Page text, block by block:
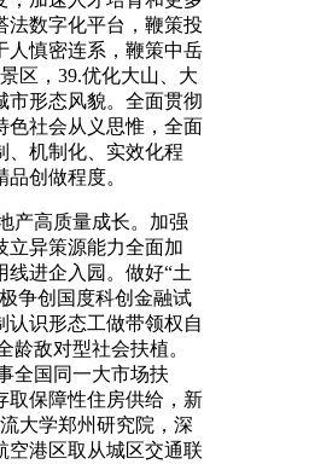
法数字化平台，鞭策投
人慎密连系，鞭策中岳
区，39.优化大山、大
市形态风貌。全面贯彻
色社会从义思惟，全面
、机制化、实效化程
创做程度。
高质量成长。加强
立异策源能力全面加
线进企入园。做好“土
争创国度科创金融试
认识形态工做带领权自
龄敌对型社会扶植。
全国同一大市场扶
取保障性住房供给，新
大学郑州研究院，深
空港区取从城区交通联